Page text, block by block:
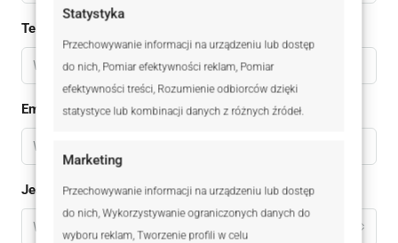
Statystyka
Przechowywanie informacji na urządzeniu lub dostęp
do nich, Pomiar efektywności reklam, Pomiar
efektywności treści, Rozumienie odbiorców dzięki
statystyce lub kombinacji danych z różnych źródeł.
Marketing
Przechowywanie informacji na urządzeniu lub dostęp
do nich, Wykorzystywanie ograniczonych danych do
wyboru reklam, Tworzenie profili w celu
Telefon
Email
Jestem
Wybierz